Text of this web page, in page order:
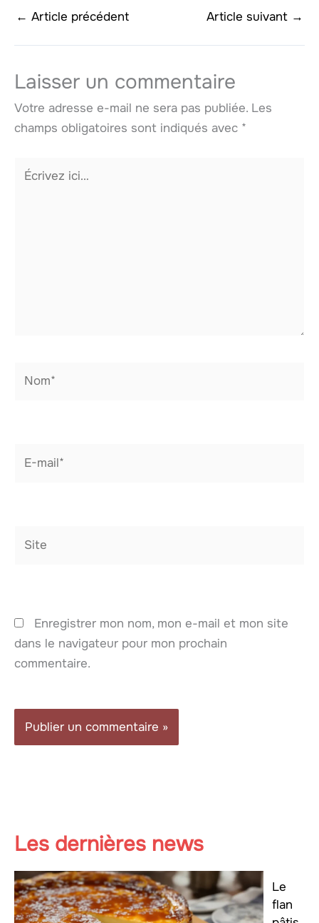
← Article précédent Article suivant →
Laisser un commentaire
Votre adresse e-mail ne sera pas publiée. Les
champs obligatoires sont indiqués avec *
Écrivez
Enregistrer mon nom, mon e-mail et mon site
dans le navigateur pour mon prochain
commentaire.
Les dernières news
Le
flan